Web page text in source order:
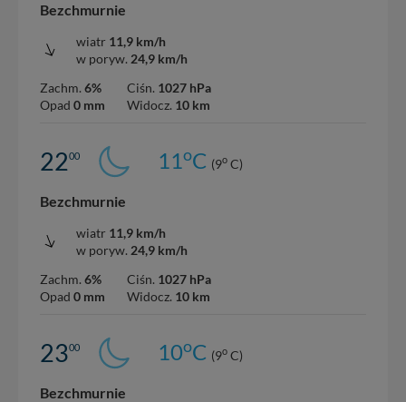
Bezchmurnie
wiatr 11,9 km/h
w poryw. 24,9 km/h
Zachm. 6%
Opad 0 mm
Ciśn. 1027 hPa
Widocz. 10 km
2200 11oC (9o C)
Bezchmurnie
wiatr 11,9 km/h
w poryw. 24,9 km/h
Zachm. 6%
Opad 0 mm
Ciśn. 1027 hPa
Widocz. 10 km
2300 10oC (9o C)
Bezchmurnie